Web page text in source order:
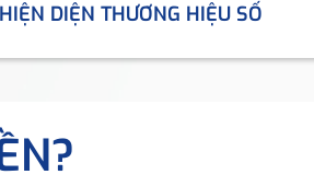
HIỆN DIỆN THƯƠNG HIỆU SỐ